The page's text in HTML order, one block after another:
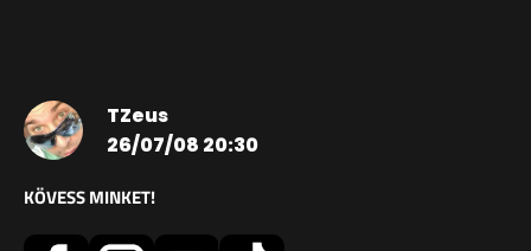
TZeus
26/07/08 20:30
KÖVESS MINKET!